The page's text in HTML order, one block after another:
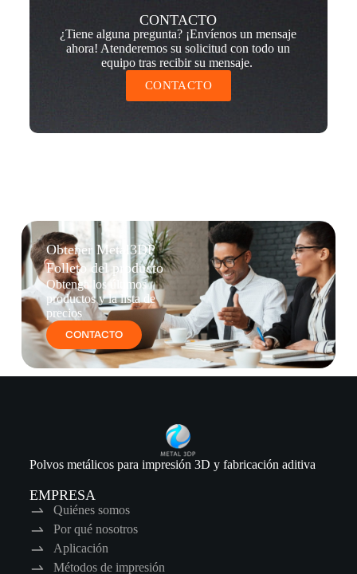
CONTACTO
¿Tiene alguna pregunta? ¡Envíenos un mensaje
ahora! Atenderemos su solicitud con todo un
equipo tras recibir su mensaje.
CONTACTO
Obtener Metal3DP
Folleto del producto
Obtenga los últimos
productos y la lista de
precios
CONTACTO
Polvos metálicos para impresión 3D y fabricación aditiva
EMPRESA
Quiénes somos
Por qué nosotros
Aplicación
Métodos de impresión